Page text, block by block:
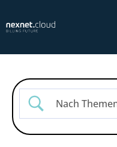
Hinweis: